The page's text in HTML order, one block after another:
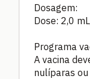
Dosagem:
Dose: 2,0
Programa
A vacina
nulíparas